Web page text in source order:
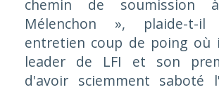
chemin de soumission à
Mélenchon », plaide-t-
entretien coup de poing où
leader de LFI et son
d'avoir sciemment saboté